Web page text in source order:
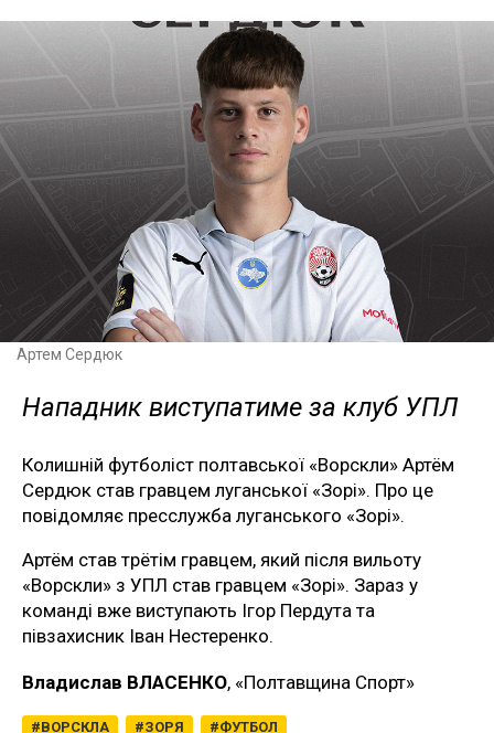
Артем Сердюк
Нападник виступатиме за клуб УПЛ
Колишній футболіст полтавської «Ворскли» Артём
Сердюк став гравцем луганської «Зорі». Про це
повідомляє пресслужба луганського «Зорі».
Артём став трётім гравцем, який після вильоту
«Ворскли» з УПЛ став гравцем «Зорі». Зараз у
команді вже виступають Ігор Пердута та
півзахисник Іван Нестеренко.
Владислав ВЛАСЕНКО, «Полтавщина Спорт»
ВОРСКЛА ЗОРЯ ФУТБОЛ